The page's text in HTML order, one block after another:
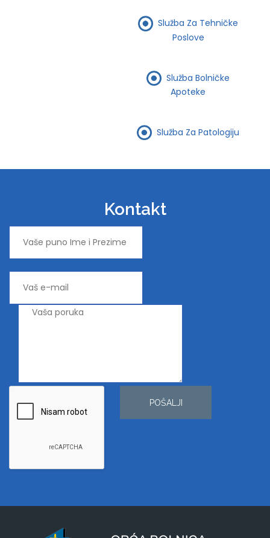
Služba Za Tehničke
Poslove
Služba Bolničke
Apoteke
Služba Za Patologiju
Kontakt
POŠALJI